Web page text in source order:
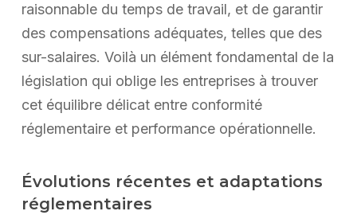
raisonnable du temps de travail, et de garantir
des compensations adéquates, telles que des
sur-salaires. Voilà un élément fondamental de la
législation qui oblige les entreprises à trouver
cet équilibre délicat entre conformité
réglementaire et performance opérationnelle.
Évolutions récentes et adaptations
réglementaires